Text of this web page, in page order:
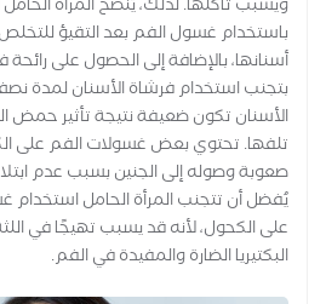
ويسبب تآكلها. لذلك، يُنصح المرأة الحامل
باستخدام غسول الفم بعد التقيؤ
أسنانها، بالإضافة إلى الحصول على
بتجنب استخدام فرشاة الأسنان لمدة
الأسنان تكون ضعيفة نتيجة تأثير حمض
تلفها. تحتوي بعض غسولات الفم على
صعوبة وصوله إلى الجنين بسبب عدم
يُفضل أن تتجنب المرأة الحامل استخدام
على الكحول، لأنه قد يسبب تهيجًا في
البكتيريا الضارة والمفيدة في الفم.